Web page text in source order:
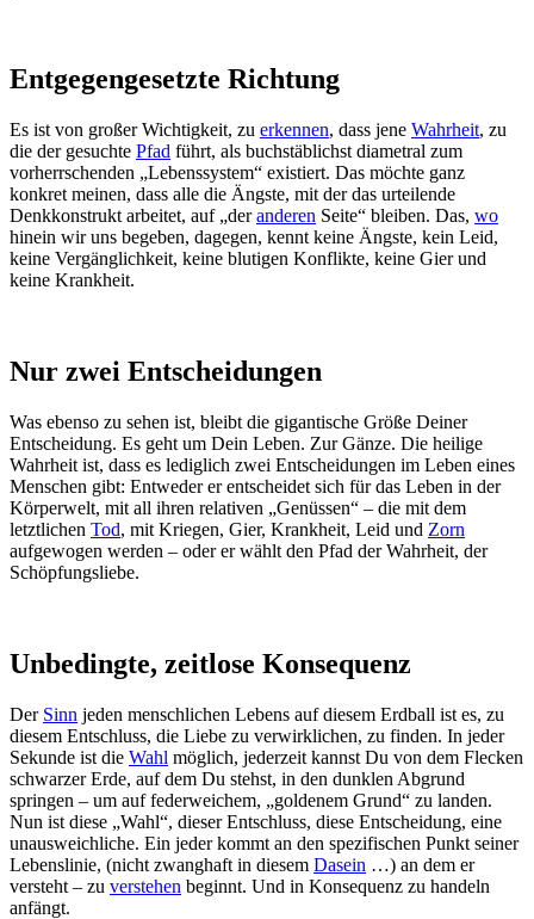
Entgegengesetzte Richtung
Es ist von großer Wichtigkeit, zu erkennen, dass jene Wahrheit, zu
die der gesuchte Pfad führt, als buchstäblichst diametral zum
vorherrschenden „Lebenssystem“ existiert. Das möchte ganz
konkret meinen, dass alle die Ängste, mit der das urteilende
Denkkonstrukt arbeitet, auf „deranderen Seite“ bleiben. Das, wo
hinein wir uns begeben, dagegen, kennt keine Ängste, kein Leid,
keine Vergänglichkeit, keine blutigen Konflikte, keine Gier und
keine Krankheit.
Nur zwei Entscheidungen
Was ebenso zu sehen ist, bleibt die gigantische Größe Deiner
Entscheidung. Es geht um Dein Leben. Zur Gänze. Die heilige
Wahrheit ist, dass es lediglich zwei Entscheidungen im Leben eines
Menschen gibt: Entweder er entscheidet sich für das Leben in der
Körperwelt, mit all ihren relativen „Genüssen“ – die mit dem
letztlichen Tod, mit Kriegen, Gier, Krankheit, Leid und Zorn
aufgewogen werden – oder er wählt den Pfad der Wahrheit, der
Schöpfungsliebe.
Unbedingte, zeitlose Konsequenz
Der Sinn jeden menschlichen Lebens auf diesem Erdball ist es, zu
diesem Entschluss, die Liebe zu verwirklichen, zu finden. In jeder
Sekunde ist die Wahl möglich, jederzeit kannst Du von dem Flecken
schwarzer Erde, auf dem Du stehst, in den dunklen Abgrund
springen – um auf federweichem, „goldenem Grund“ zu landen.
Nun ist diese „Wahl“, dieser Entschluss, diese Entscheidung, eine
unausweichliche. Ein jeder kommt an den spezifischen Punkt seiner
Lebenslinie, (nicht zwanghaft in diesem Dasein …) an dem er
versteht – zu verstehen beginnt. Und in Konsequenz zu handeln
anfängt.